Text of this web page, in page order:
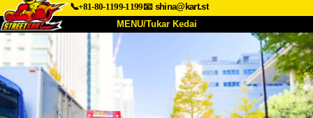
📞+81-80-1199-1199📧 shina@kart.st
MENU/Tukar Kedai
Tentang Spesifikasi Harga
Akses Soalan Lazim